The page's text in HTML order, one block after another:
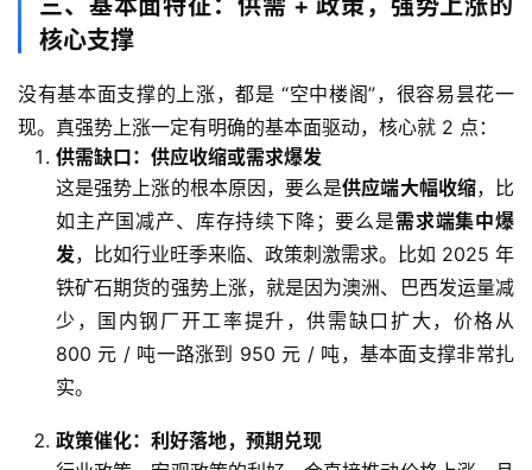
油
期
货
室
核心支撑
没有基本面支撑的上涨，都是 “空中楼阁”，很容易昙花一
现。真强势上涨一定有明确的基本面驱动，核心就 2 点：
供需缺口：供应收缩或需求爆发
这是强势上涨的根本原因，要么是供应端大幅收缩，比
如主产国减产、库存持续下降；要么是需求端集中爆
发，比如行业旺季来临、政策刺激需求。比如 2025 年
铁矿石期货的强势上涨，就是因为澳洲、巴西发运量减
少，国内钢厂开工率提升，供需缺口扩大，价格从
800 元 / 吨一路涨到 950 元 / 吨，基本面支撑非常扎
实。
政策催化：利好落地，预期兑现